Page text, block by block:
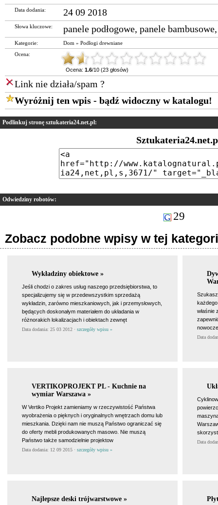
Data dodania: 24 09 2018
Słowa kluczowe: panele podłogowe, panele bambusowe
Kategorie: Dom » Podłogi drewniane
Ocena:
Ocena: 1.6/10 (23 głosów)
Link nie działa/spam ?
Wyróżnij ten wpis - bądź widoczny w katalogu!
Podlinkuj stronę sztukateria24.net.pl:
Odwiedziny robotów:
29
Zobacz podobne wpisy w tej
Wykładziny obiektowe »
Jeśli chodzi o zakres usług naszego przedsiębiorstwa, to
specjalizujemy się w przedewszystkim sprzedażą
wykładzin, zarówno mieszkaniowych, jak i przemysłowych,
będących doskonałym materiałem do układania w
różnorakich lokalizacjach i obiektach zewnęt
Data dodania: 25 03 2012 · szczegóły wpisu »
właśnie
Data
VERTIKOPROJEKT PL - Kuchnie na
wymiar Warszawa »
W Vertiko Projekt zamieniamy w rzeczywistość Państwa
wyobrażenia o pięknych i oryginalnych wnętrzach domu lub
mieszkania. Dzięki nam nie muszą Państwo ograniczać się
do oferty mebli produkowanych masowo. Nie muszą
Państwo także samodzielnie projektow
Data dodania: 12 09 2015 · szczegóły wpisu »
Data
Najlepsze deski trójwarstwowe »